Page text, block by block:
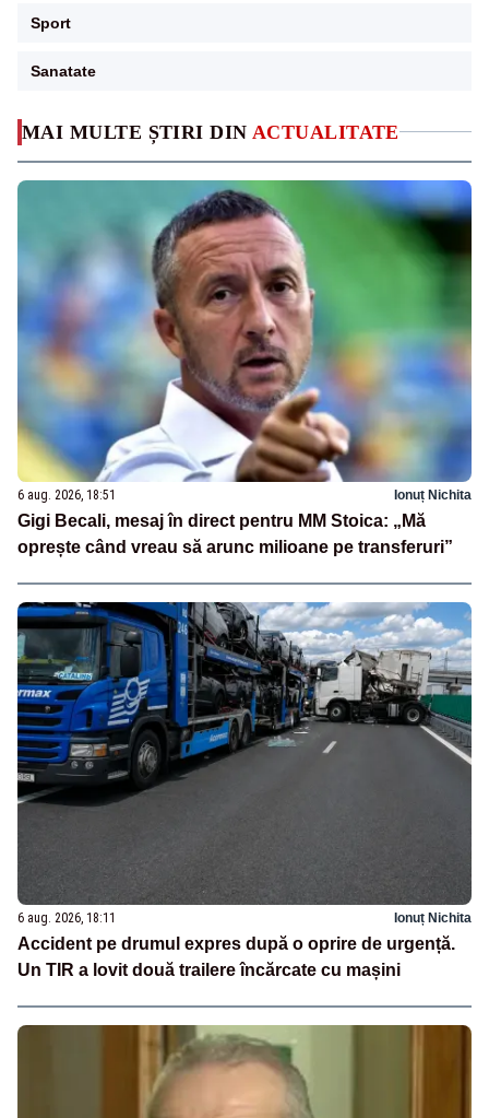
MAI MULTE ȘTIRI DIN ACTUALITATE
6 aug. 2026, 18:51 Ionuț Nichita
Gigi Becali, mesaj în direct pentru MM Stoica: „Mă
oprește când vreau să arunc milioane pe transferuri”
6 aug. 2026, 18:11 Ionuț Nichita
Accident pe drumul expres după o oprire de urgență.
Un TIR a lovit două trailere încărcate cu mașini
Sport
Sanatate